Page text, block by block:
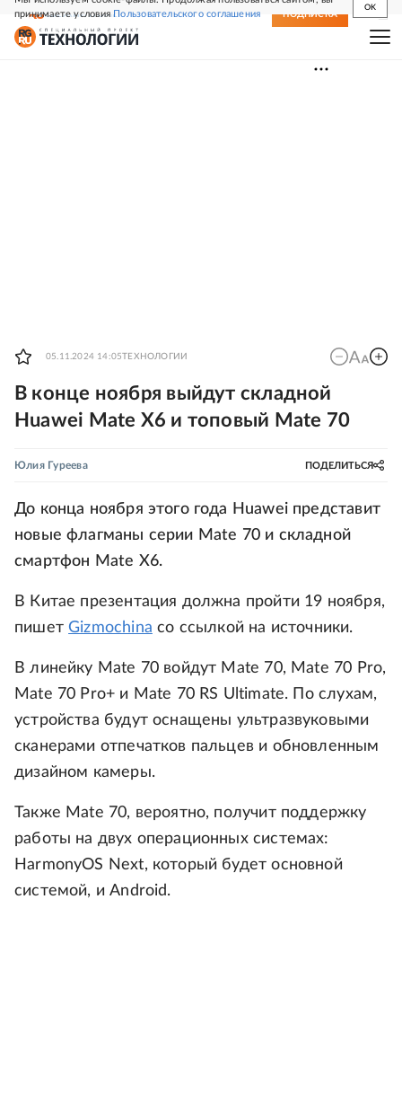
принимаете условияПользовательского соглашения
OK
СВЕЖИЙ НОМЕР ПОДПИСКА
05.11.2024 14:05ТЕХНОЛОГИИ
В конце ноября выйдут складной
Huawei Mate X6 и топовый Mate 70
Юлия Гуреева ПОДЕЛИТЬСЯ
До конца ноября этого года Huawei представит
новые флагманы серии Mate 70 и складной
смартфон Mate X6.
В Китае презентация должна пройти 19 ноября,
пишетGizmochina со ссылкой на источники.
В линейку Mate 70 войдут Mate 70, Mate 70 Pro,
Mate 70 Pro+ и Mate 70 RS Ultimate. По слухам,
устройства будут оснащены ультразвуковыми
сканерами отпечатков пальцев и обновленным
дизайном камеры.
Также Mate 70, вероятно, получит поддержку
работы на двух операционных системах:
HarmonyOS Next, который будет основной
системой, и Android.